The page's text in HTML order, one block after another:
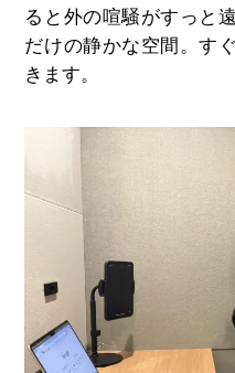
ると外の喧騒がすっと
だけの静かな空間。す
きます。